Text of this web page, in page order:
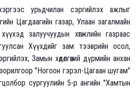
урьдчилан сэргийлэх ажлыг
Цагдаагийн газар, Улаан загалмайн
залуучуудын хөгжлийн газраас
Хүүхдийг зам тээврийн осол,
Замын хөдөлгөөний дүрмийн анхан
"Ногоон гэрэл-Цагаан шугам"
сургуулийн 5-р ангийн "Хамтын